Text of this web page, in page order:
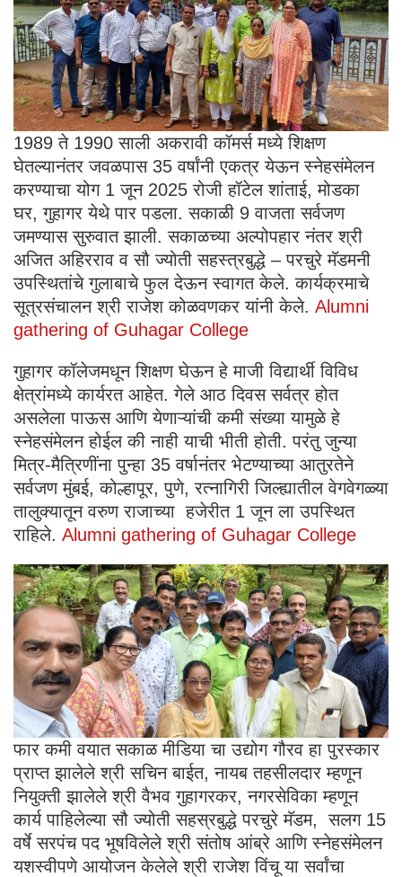
1989 ते 1990 साली अकरावी कॉमर्स मध्ये शिक्षण
घेतल्यानंतर जवळपास 35 वर्षांनी एकत्र येऊन स्नेहसंमेलन
करण्याचा योग 1 जून 2025 रोजी हॉटेल शांताई, मोडका
घर, गुहागर येथे पार पडला. सकाळी 9 वाजता सर्वजण
जमण्यास सुरुवात झाली. सकाळच्या अल्पोपहार नंतर श्री
अजित अहिरराव व सौ ज्योती सहस्त्रबुद्धे – परचुरे मॅडमनी
उपस्थितांचे गुलाबाचे फुल देऊन स्वागत केले. कार्यक्रमाचे
सूत्रसंचालन श्री राजेश कोळवणकर यांनी केले. Alumni
gathering of Guhagar College
गुहागर कॉलेजमधून शिक्षण घेऊन हे माजी विद्यार्थी विविध
क्षेत्रांमध्ये कार्यरत आहेत. गेले आठ दिवस सर्वत्र होत
असलेला पाऊस आणि येणाऱ्यांची कमी संख्या यामुळे हे
स्नेहसंमेलन होईल की नाही याची भीती होती. परंतु जुन्या
मित्र-मैत्रिणींना पुन्हा 35 वर्षानंतर भेटण्याच्या आतुरतेने
सर्वजण मुंबई, कोल्हापूर, पुणे, रत्नागिरी जिल्ह्यातील वेगवेगळ्या
तालुक्यातून वरुण राजाच्या हजेरीत 1 जून ला उपस्थित
राहिले. Alumni gathering of Guhagar College
फार कमी वयात सकाळ मीडिया चा उद्योग गौरव हा पुरस्कार
प्राप्त झालेले श्री सचिन बाईत, नायब तहसीलदार म्हणून
नियुक्ती झालेले श्री वैभव गुहागरकर, नगरसेविका म्हणून
कार्य पाहिलेल्या सौ ज्योती सहस्रबुद्धे परचुरे मॅडम, सलग 15
वर्षे सरपंच पद भूषविलेले श्री संतोष आंब्रे आणि स्नेहसंमेलन
यशस्वीपणे आयोजन केलेले श्री राजेश विंचू या सर्वांचा